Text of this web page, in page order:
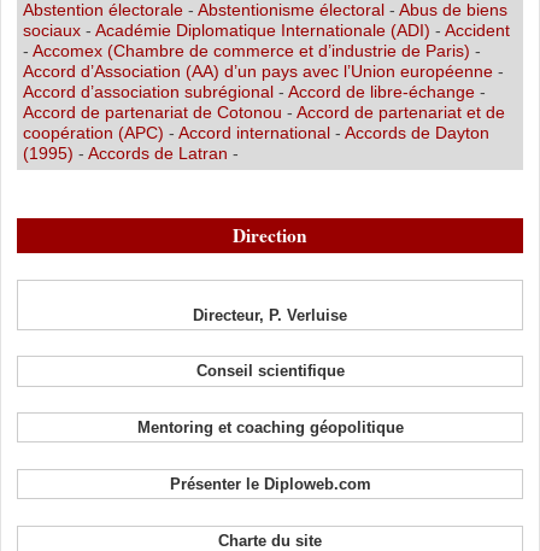
Abstention électorale- Abstentionisme électoral- Abus de biens
sociaux- Académie Diplomatique Internationale (ADI) - Accident
- Accomex (Chambre de commerce et d’industrie de Paris) -
Accord d’Association (AA) d’un pays avec l’Union européenne-
Accord d’association subrégional- Accord de libre-échange-
Accord de partenariat de Cotonou - Accord de partenariat et de
coopération (APC) - Accord international- Accords de Dayton
(1995) - Accords de Latran -
Direction
Directeur, P. Verluise
Conseil scientifique
Mentoring et coaching géopolitique
Présenter le Diploweb.com
Charte du site